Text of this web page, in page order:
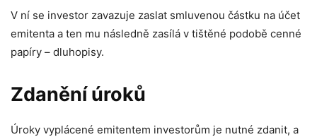
V ní se investor zavazuje zaslat smluvenou částku na účet
emitenta a ten mu následně zasílá v tištěné podobě cenné
papíry – dluhopisy.
Zdanění úroků
Úroky vyplácené emitentem investorům je nutné zdanit, a